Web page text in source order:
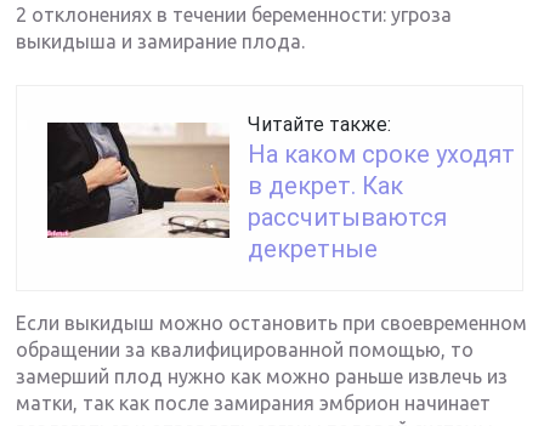
2 отклонениях в течении беременности: угроза
выкидыша и замирание плода.
Читайте также:
На каком сроке уходят
в декрет. Как
рассчитываются
декретные
Если выкидыш можно остановить при своевременном
обращении за квалифицированной помощью, то
замерший плод нужно как можно раньше извлечь из
матки, так как после замирания эмбрион начинает